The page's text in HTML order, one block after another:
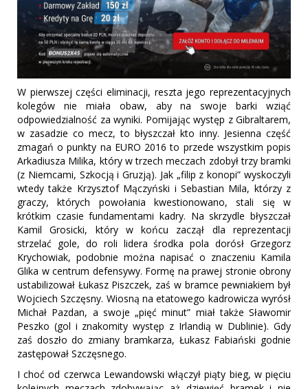
W pierwszej części eliminacji, reszta jego reprezentacyjnych
kolegów nie miała obaw, aby na swoje barki wziąć
odpowiedzialność za wyniki. Pomijając występ z Gibraltarem,
w zasadzie co mecz, to błyszczał kto inny. Jesienna część
zmagań o punkty na EURO 2016 to przede wszystkim popis
Arkadiusza Milika, który w trzech meczach zdobył trzy bramki
(z Niemcami, Szkocją i Gruzją). Jak „filip z konopi” wyskoczyli
wtedy także Krzysztof Mączyński i Sebastian Mila, którzy z
graczy, których powołania kwestionowano, stali się w
krótkim czasie fundamentami kadry. Na skrzydle błyszczał
Kamil Grosicki, który w końcu zaczął dla reprezentacji
strzelać gole, do roli lidera środka pola dorósł Grzegorz
Krychowiak, podobnie można napisać o znaczeniu Kamila
Glika w centrum defensywy. Formę na prawej stronie obrony
ustabilizował Łukasz Piszczek, zaś w bramce pewniakiem był
Wojciech Szczęsny. Wiosną na etatowego kadrowicza wyrósł
Michał Pazdan, a swoje „pięć minut” miał także Sławomir
Peszko (gol i znakomity występ z Irlandią w Dublinie). Gdy
zaś doszło do zmiany bramkarza, Łukasz Fabiański godnie
zastępował Szczęsnego.
I choć od czerwca Lewandowski włączył piąty bieg, w pięciu